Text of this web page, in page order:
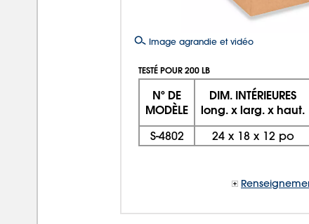
Image agrandie et vidéo
TESTÉ POUR 200 LB
Nº DE
MODÈLE
DIM. INTÉRIEURES
long. x larg. x haut.
S-4802 24 x 18 x 12 po